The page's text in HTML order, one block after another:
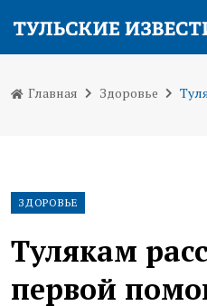
Главная Здоровье
ЗДОРОВЬЕ
Тулякам
первой